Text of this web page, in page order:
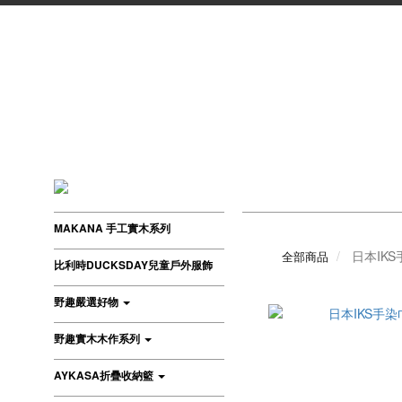
MAKANA 手工實木系列
比利時DUCKSDAY兒童戶外服飾
野趣嚴選好物
野趣實木木作系列
AYKASA折疊收納籃
全部商品 日本IKS